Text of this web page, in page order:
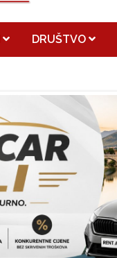
DRUŠTVO